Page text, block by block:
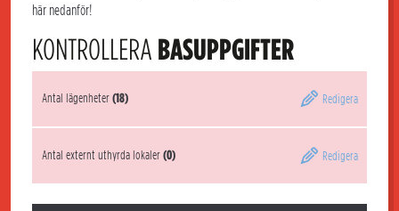
här nedanför!
KONTROLLERA BASUPPGIFTER
Antal lägenheter(18) Redigera
Antal externt uthyrda lokaler(0) Redigera